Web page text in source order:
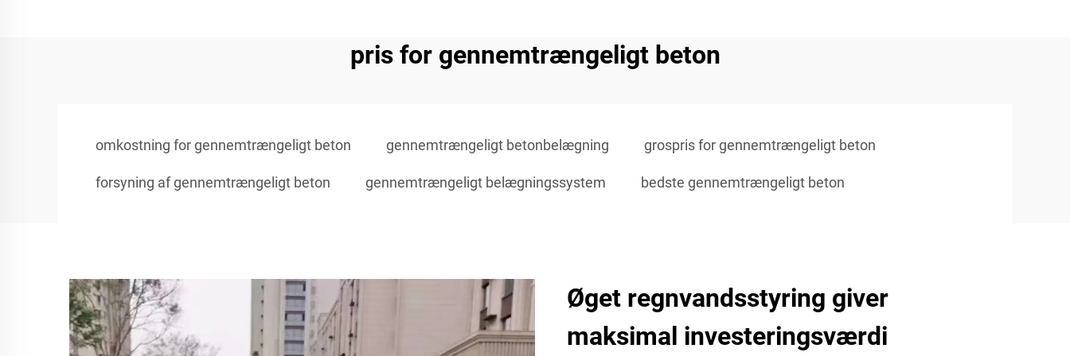
pris for gennemtrængeligt beton
omkostning for gennemtrængeligt beton gennemtrængeligt betonbelægning grospris for gennemtrængeligt beton
forsyning af gennemtrængeligt beton gennemtrængeligt belægningssystem bedste gennemtrængeligt beton
Øget regnvandsstyring giver
maksimal investeringsværdi